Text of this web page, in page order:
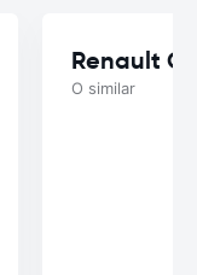
Renault
O similar